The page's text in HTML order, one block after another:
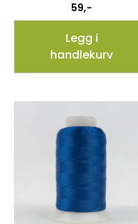
59,-
Legg i
handlekurv